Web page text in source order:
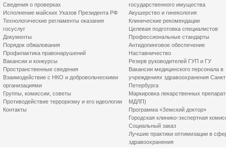
Сведения о проверках
Исполнение майских Указов Президента РФ
Технологические регламенты оказания
госуслуг
Документы
Порядок обжалования
Профилактика правонарушений
Вакансии и конкурсы
Пространственные сведения
Взаимодействие с НКО и добровольческими
организациями
Группы, комиссии, советы
Противодействие терроризму и его идеологии
Контакты
государственного имущества
Акушерство и гинекология
Клинические рекомендации
Целевая подготовка специалистов
Профессиональные стандарты
Антидопинговое обеспечение
Наставничество
Резерв руководителей ГУП и ГУ
Вакансии медицинского персонала в
учреждениях здравоохранения
Петербурга
Маркировка лекарственных
МДЛП)
Программа «Земский доктор»
Городская клинико-экспертная
Социальный заказ
Лучшие практики оптимизации в
здравоохранения